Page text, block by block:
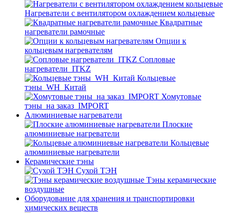
Нагреватели с вентилятором охлаждением кольцевые
Квадратные
нагреватели рамочные
Опции к
кольцевым нагревателям
Cопловые
нагреватели_ITKZ
Кольцевые
тэны_WH_Китай
Хомутовые
тэны_на заказ_IMPORT
Алюминиевые нагреватели
Плоские
алюминиевые нагреватели
Кольцевые
алюминиевые нагреватели
Керамические тэны
Сухой ТЭН
Тэны керамические
воздушные
Оборудование для хранения и транспортировки
химических веществ